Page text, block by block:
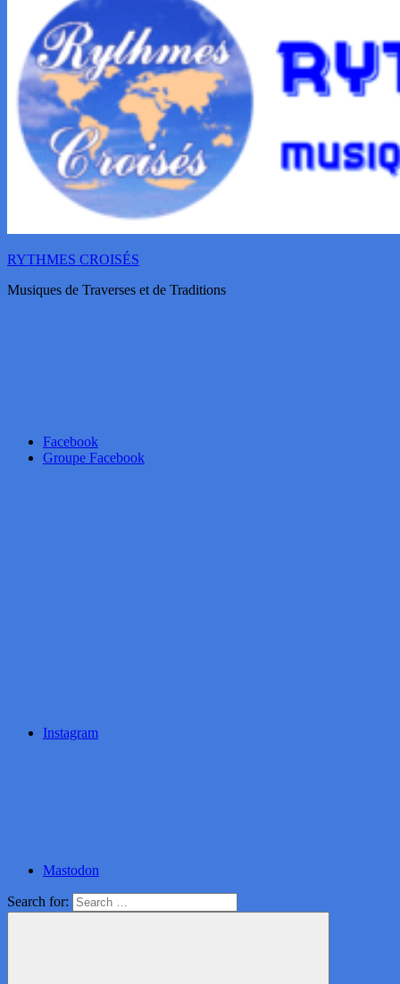
RYTHMES CROISÉS
Musiques de Traverses et de Traditions
Facebook
Groupe Facebook
Instagram
Mastodon
Search for: